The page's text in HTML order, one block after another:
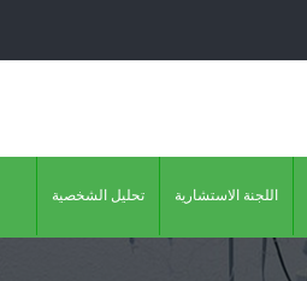
اللجنة الاستشارية تحليل الشخصية